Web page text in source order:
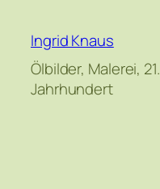
Inhalt
springen
Ingrid Knaus
Ölbilder, Malerei, 21.
Jahrhundert